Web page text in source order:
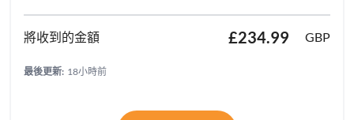
£234.99 GBP
最後更新: 18小時前